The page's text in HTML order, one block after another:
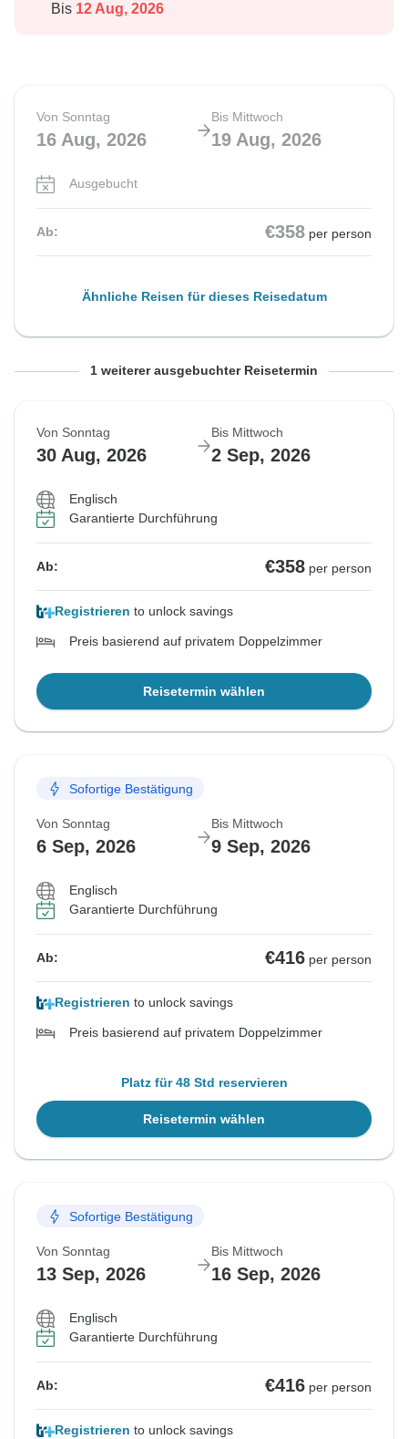
Bis 12 Aug, 2026
Von Sonntag
16 Aug, 2026
Bis Mittwoch
19 Aug, 2026
Ausgebucht
Ab: €358 per person
Ähnliche Reisen für dieses Reisedatum
Von Sonntag Bis Mittwoch
Ausgebucht
1 weiterer ausgebuchter Reisetermin
Von Sonntag
30 Aug, 2026
Bis Mittwoch
2 Sep, 2026
Englisch
Garantierte Durchführung
Ab: €358 per person
Registrieren to unlock savings
Preis basierend auf privatem Doppelzimmer
Reisetermin wählen
Sofortige Bestätigung
Von Sonntag
6 Sep, 2026
Bis Mittwoch
9 Sep, 2026
Englisch
Garantierte Durchführung
Ab: €416 per person
Registrieren to unlock savings
Preis basierend auf privatem Doppelzimmer
Platz für 48 Std reservieren
Reisetermin wählen
Sofortige Bestätigung
Von Sonntag
13 Sep, 2026
Bis Mittwoch
16 Sep, 2026
Englisch
Garantierte Durchführung
Ab: €416 per person
Registrieren to unlock savings